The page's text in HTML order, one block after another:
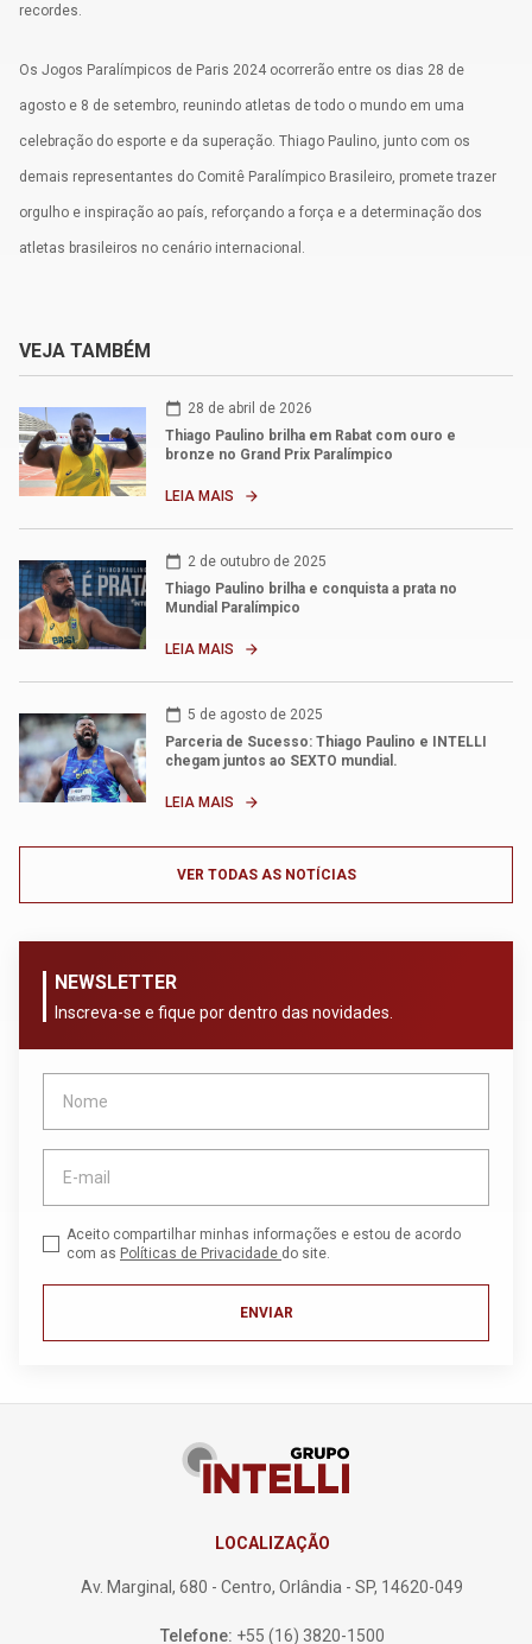
recordes.
Os Jogos Paralímpicos de Paris 2024 ocorrerão entre os dias 28 de
agosto e 8 de setembro, reunindo atletas de todo o mundo em uma
celebração do esporte e da superação. Thiago Paulino, junto com os
demais representantes do Comitê Paralímpico Brasileiro, promete trazer
orgulho e inspiração ao país, reforçando a força e a determinação dos
atletas brasileiros no cenário internacional.
VEJA TAMBÉM
calendar_today 28 de abril de 2026
Thiago Paulino brilha em Rabat com ouro e
bronze no Grand Prix Paralímpico
LEIA MAIS arrow_forward
calendar_today 2 de outubro de 2025
Thiago Paulino brilha e conquista a prata no
Mundial Paralímpico
LEIA MAIS arrow_forward
calendar_today 5 de agosto de 2025
Parceria de Sucesso: Thiago Paulino e INTELLI
chegam juntos ao SEXTO mundial.
LEIA MAIS arrow_forward
VER TODAS AS NOTÍCIAS
NEWSLETTER
Inscreva-se e fique por dentro das novidades.
Aceito compartilhar minhas informações e estou de acordo
com as Políticas de Privacidade do site.
ENVIAR
LOCALIZAÇÃO
Av. Marginal, 680 - Centro, Orlândia - SP, 14620-049
Telefone: +55 (16) 3820-1500